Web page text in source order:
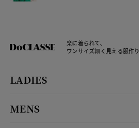
楽に着られて、
ワンサイズ細く見える服作り
LADIES
MENS